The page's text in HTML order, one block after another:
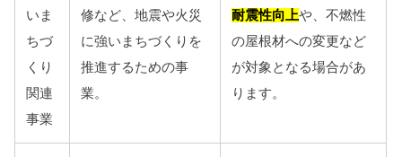
いま
ちづ
くり
関連
事業
修など、地震や火災
に強いまちづくりを
推進するための事
業。
耐震性向上や、不燃性
の屋根材への変更など
が対象となる場合があ
ります。